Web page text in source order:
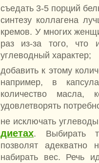
съедать 3-5 порций
синтезу коллагена
кремов. У многих
раз из-за того, что
углеводный характер;
добавить к этому
например, в
количество масла,
удовлетворять
не исключать
диетах. Выбирать
позволят адекватно
набирать вес. Речь